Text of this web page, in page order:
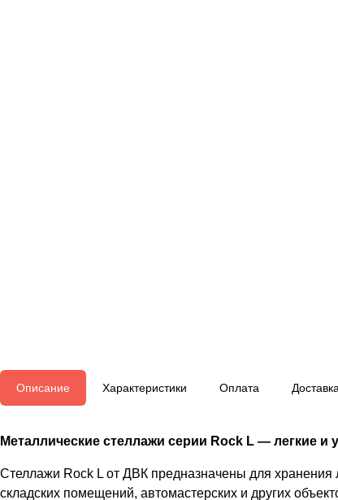
Описание Характеристики Оплата
Металлические стеллажи серии Rock L — легкие
Стеллажи Rock L от ДВК предназначены для хранения
складских помещений, автомастерских и других